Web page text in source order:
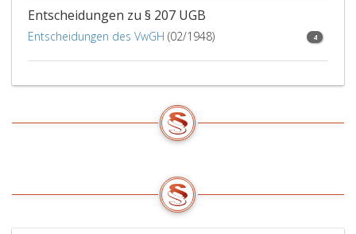
Entscheidungen zu § 207 UGB
Entscheidungen des VwGH (02/1948) 4